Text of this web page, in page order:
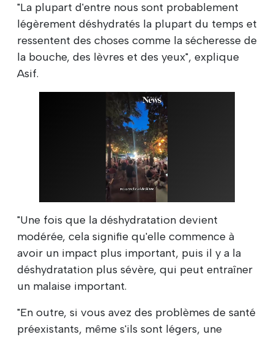
"La plupart d'entre nous sont probablement
légèrement déshydratés la plupart du temps et
ressentent des choses comme la sécheresse de
la bouche, des lèvres et des yeux", explique
Asif.
"Une fois que la déshydratation devient
modérée, cela signifie qu'elle commence à
avoir un impact plus important, puis il y a la
déshydratation plus sévère, qui peut entraîner
un malaise important.
"En outre, si vous avez des problèmes de santé
préexistants, même s'ils sont légers, une